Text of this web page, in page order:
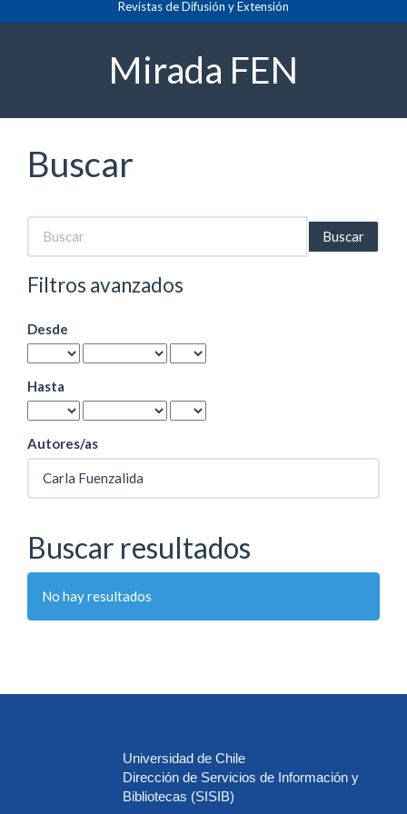
principal
Revistas de Difusión y Extensión
Mirada FEN
Buscar
Buscar
artículos
por
Filtros avanzados
Desde
Hasta
Autores/as
Buscar resultados
No hay resultados
Universidad de Chile
Dirección de Servicios de Información y
Bibliotecas (SISIB)